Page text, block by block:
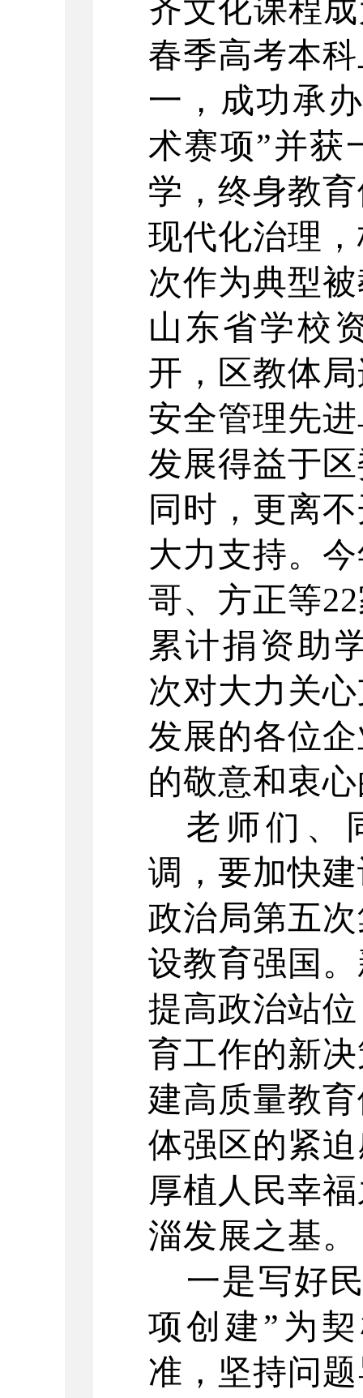
齐文化课程
春季高考本
一，成功承
术赛项”并获
学，终身教
现代化治理
次作为典型
山东省学校
开，区教体
安全管理先
发展得益于
同时，更离
大力支持。
哥、方正等
累计捐资助
次对大力关
发展的各位
的敬意和衷
老师们、
调，要加快
政治局第五
设教育强国
提高政治站
育工作的新
建高质量教
体强区的紧
厚植人民幸
淄发展之基。
一是写好
项创建”为
准，坚持问